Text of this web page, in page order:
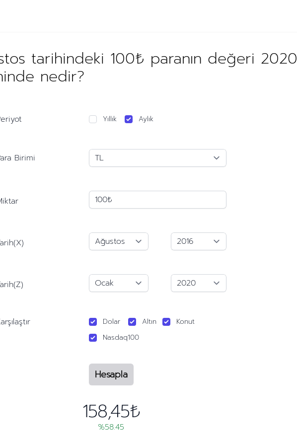
tarihindeki 100₺ paranın değeri 2020
nedir?
Yıllık Aylık
Birimi
Dolar Altın
Konut
Nasdaq100
Hesapla
158,45₺
%58.45